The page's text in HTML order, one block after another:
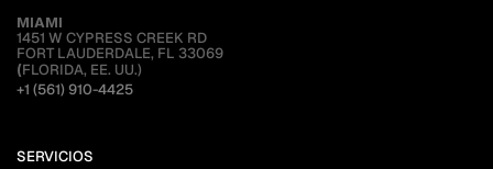
MIAMI
1451 W CYPRESS CREEK RD
FORT LAUDERDALE, FL 33069
(FLORIDA, EE. UU.)
+1 (561) 910-4425
SERVICIOS